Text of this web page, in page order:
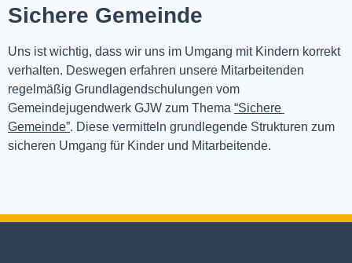
Sichere Gemeinde
Uns ist wichtig, dass wir uns im Umgang mit Kindern korrekt
verhalten. Deswegen erfahren unsere Mitarbeitenden
regelmäßig Grundlagendschulungen vom
Gemeindejugendwerk GJW zum Thema “Sichere
Gemeinde”. Diese vermitteln grundlegende Strukturen zum
sicheren Umgang für Kinder und Mitarbeitende.